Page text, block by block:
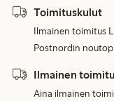
Toimituskulut
Ilmainen toimitus
Postnordin
Ilmainen
Aina ilmainen